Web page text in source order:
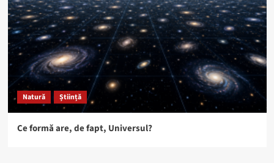
Natură Știință
Ce formă are, de fapt, Universul?